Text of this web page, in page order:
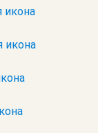
икона
икона